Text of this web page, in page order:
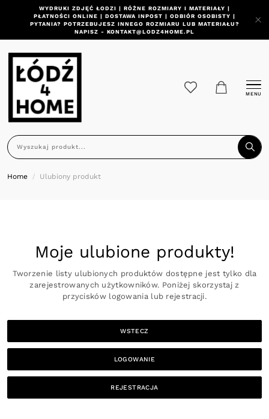
WYDRUKI ZDJĘĆ ŁODZI | RÓŻNE ROZMIARY I MATERIAŁY |
PŁATNOŚCI ONLINE | DOSTAWA INPOST | ODBIÓR OSOBISTY |
PYTANIA? POTRZEBUJESZ INNEGO ROZMIARU LUB MATERIAŁU?
NAPISZ - KONTAKT@LODZ4HOME.PL
MENU
Home Ulubiony produkt
Moje ulubione produkty!
Tworzenie listy ulubionych produktów dostępne jest tylko dla
zarejestrowanych użytkowników. Poniżej skorzystaj z
przycisków logowania lub rejestracji.
WSTECZ
LOGOWANIE
REJESTRACJA